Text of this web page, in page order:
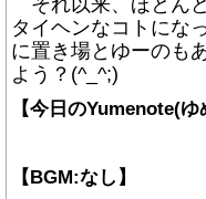
それ以来、ほとん
タイヘンなコトにな
に置き場とゆーのも
よう？(^_^;)
【今日のYumenote(ゆ
【BGM:なし】